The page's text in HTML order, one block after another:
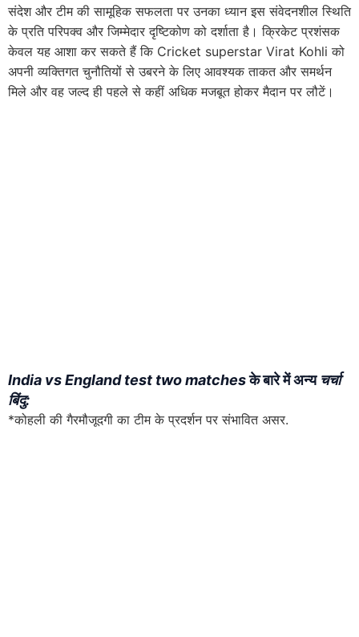
संदेश और टीम की सामूहिक सफलता पर उनका ध्यान इस संवेदनशील स्थिति
के प्रति परिपक्व और जिम्मेदार दृष्टिकोण को दर्शाता है। क्रिकेट प्रशंसक
केवल यह आशा कर सकते हैं कि Cricket superstar Virat Kohli को
अपनी व्यक्तिगत चुनौतियों से उबरने के लिए आवश्यक ताकत और समर्थन
मिले और वह जल्द ही पहले से कहीं अधिक मजबूत होकर मैदान पर लौटें।
India vs England test two matchesके बारे में अन्य चर्चा
बिंदु:
*कोहली की गैरमौजूदगी का टीम के प्रदर्शन पर संभावित असर.